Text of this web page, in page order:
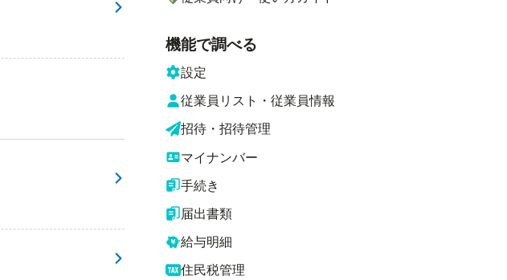
機能で調べる
設定
従業員リスト・従業員情報
招待・招待管理
マイナンバー
手続き
届出書類
給与明細
住民税管理